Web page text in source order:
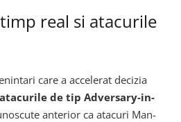
real si atacurile
care a accelerat decizia
atacurile de tip Adversary-in-
anterior ca atacuri Man-